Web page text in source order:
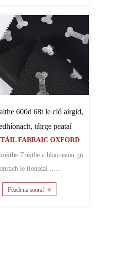
600d 68t le cló airgid,
táirge peataí
FABRAIC OXFORD
bhaineann go
Féach na sonraí